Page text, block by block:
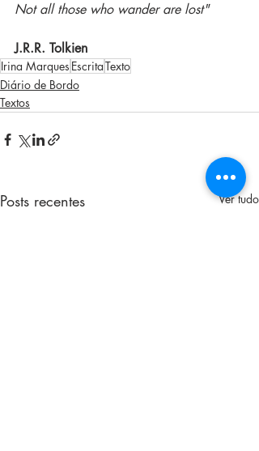
Not all those who wander are lost"
J.R.R. Tolkien
Irina Marques EscritaTexto
Diário de Bordo
Textos
Posts recentes Ver tudo